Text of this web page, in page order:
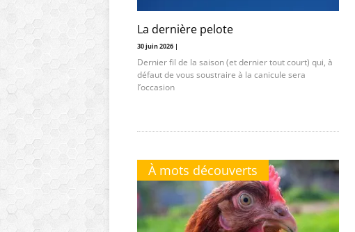
La dernière pelote
30 juin 2026 |
Dernier fil de la saison (et dernier tout court) qui, à
défaut de vous soustraire à la canicule sera
l’occasion
À mots découverts